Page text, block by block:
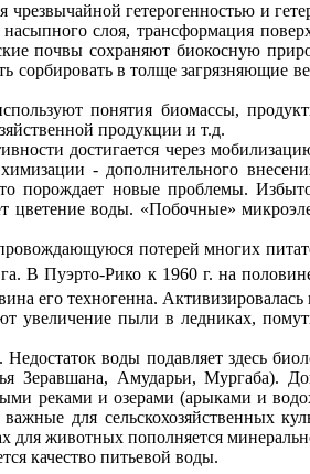
чрезвычайной гетерогенностью и
насыпного слоя, трансформация
почвы сохраняют биокосную
в толще загрязняющие
понятия биомассы,
продукции и т.д.
достигается через
- дополнительного
новые проблемы.
воды. «Побочные»
потерей многих
В Пуэрто-Рико к 1960 г. на
еготехногенна. Активизировалась
увеличение пыли в ледниках,
воды подавляет здесь
Зеравшана, Амударьи, Мургаба).
реками и озерами (арыками и
для сельскохозяйственных
для животных пополняется
качество питьевой воды.